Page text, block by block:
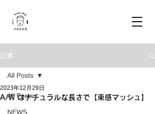
記事
All Posts
NEWS
All Posts
A/W はナチュラルな長さで【束感マッシュ】
2023年12月29日